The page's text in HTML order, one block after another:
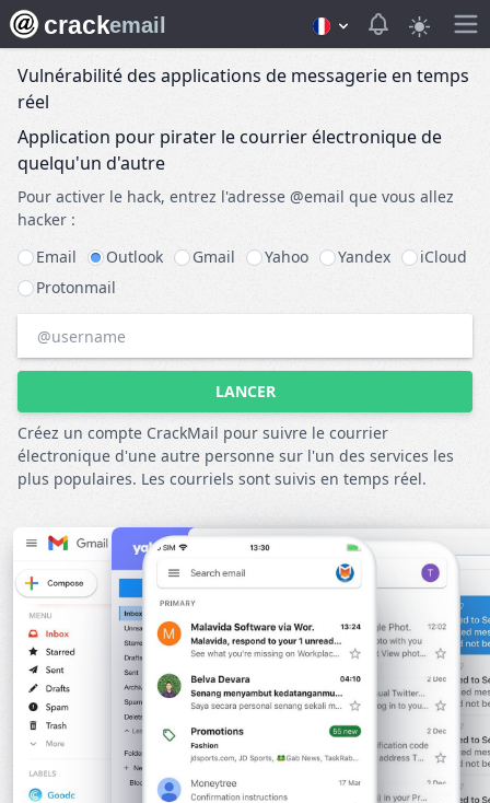
crackemail View
Vulnérabilité des applications de messagerie en temps
réel
Application pour pirater le courrier électronique de
quelqu'un d'autre
Pour activer le hack, entrez l'adresse @email que vous allez
hacker :
Email
Outlook Gmail Yahoo Yandex
iCloud
Protonmail
LANCER
Créez un compte CrackMail pour suivre le courrier
électronique d'une autre personne sur l'un des services les
plus populaires. Les courriels sont suivis en temps réel.